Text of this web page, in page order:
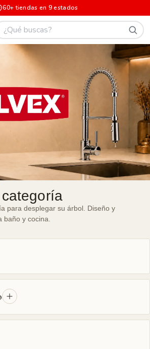
60+ tiendas en 9 estados
sanitarios y cocina
para desplegar su árbol. Diseño y
baño y cocina.